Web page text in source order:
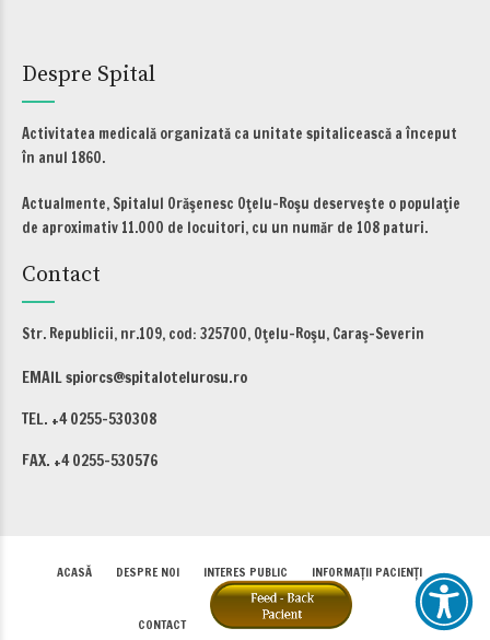
Despre Spital
Activitatea medicală organizată ca unitate spitalicească a început
în anul 1860.
Actualmente, Spitalul Orăşenesc Oţelu-Roşu deserveşte o populaţie
de aproximativ 11.000 de locuitori, cu un număr de 108 paturi.
Contact
Str. Republicii, nr.109, cod: 325700, Oţelu-Roşu, Caraş-Severin
EMAIL spiorcs@spitalotelurosu.ro
TEL. +4 0255-530308
FAX. +4 0255-530576
ACASĂ DESPRE NOI INTERES PUBLIC INFORMAȚII PACIENȚI
CONTACT